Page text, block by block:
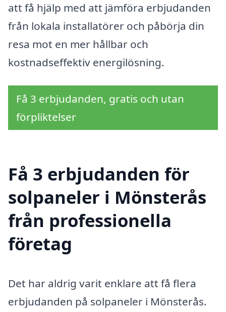
att få hjälp med att jämföra erbjudanden
från lokala installatörer och påbörja din
resa mot en mer hållbar och
kostnadseffektiv energilösning.
Få 3 erbjudanden, gratis och utan
förpliktelser
Få 3 erbjudanden för
solpaneler i Mönsterås
från professionella
företag
Det har aldrig varit enklare att få flera
erbjudanden på solpaneler i Mönsterås.